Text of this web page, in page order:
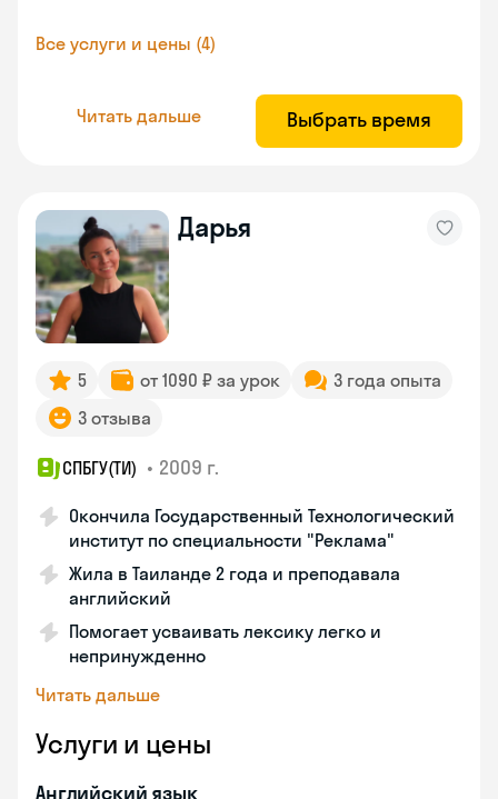
Все услуги и цены (4)
Читать дальше Выбрать время
Дарья
5 от 1090 ₽ за урок
3 года опыта
3 отзыва
СПБГУ(ТИ) • 2009 г.
Окончила Государственный Технологический
институт по специальности "Реклама"
Жила в Таиланде 2 года и преподавала
английский
Помогает усваивать лексику легко и
непринужденно
Читать дальше
Услуги и цены
Английский язык